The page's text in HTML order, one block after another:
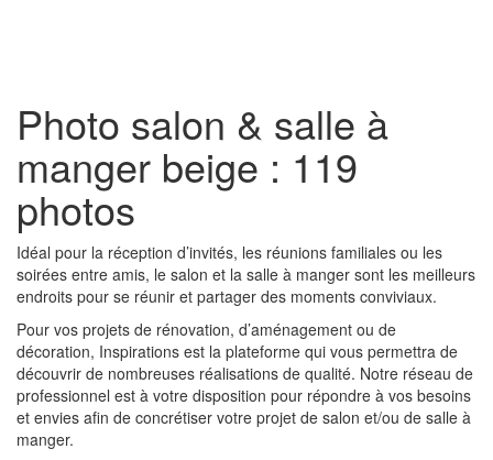
Photo salon & salle à
manger beige : 119
photos
Idéal pour la réception d’invités, les réunions familiales ou les
soirées entre amis, le salon et la salle à manger sont les meilleurs
endroits pour se réunir et partager des moments conviviaux.
Pour vos projets de rénovation, d’aménagement ou de
décoration, Inspirations est la plateforme qui vous permettra de
découvrir de nombreuses réalisations de qualité. Notre réseau de
professionnel est à votre disposition pour répondre à vos besoins
et envies afin de concrétiser votre projet de salon et/ou de salle à
manger.